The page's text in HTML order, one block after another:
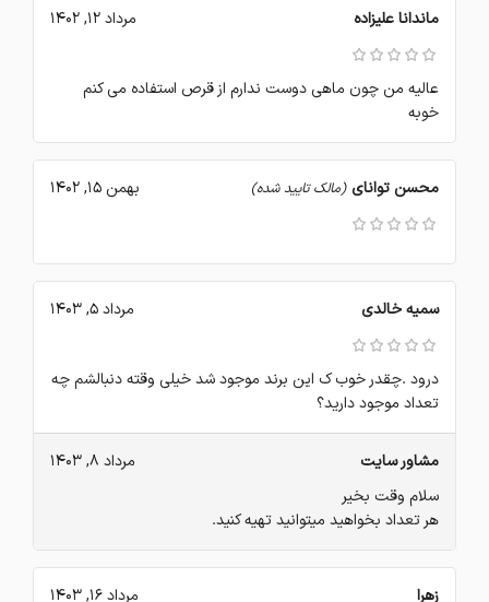
ماندانا علیزاده مرداد 12, 1402
عالیه من چون ماهی دوست ندارم از قرص استفاده می کنم
خوبه
محسن توانای (مالک تایید شده) بهمن 15, 1402
سمیه خالدی مرداد 5, 1403
درود .چقدر خوب ک این برند موجود شد خیلی وقته دنبالشم چه
تعداد موجود دارید؟
مشاور سایت
مرداد 8, 1403
سلام وقت بخیر
هر تعداد بخواهید میتوانید تهیه کنید.
زهرا
مرداد 16, 1403